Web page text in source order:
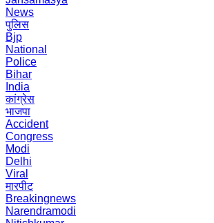
News
पुलिस
Bjp
National
Police
Bihar
India
कांग्रेस
भाजपा
Accident
Congress
Modi
Delhi
Viral
मारपीट
Breakingnews
Narendramodi